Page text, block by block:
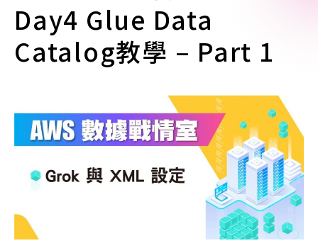
Day4 Glue Data
Catalog教學 – Part 1